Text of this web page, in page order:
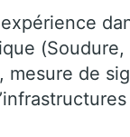
(Soudure,
mesure de